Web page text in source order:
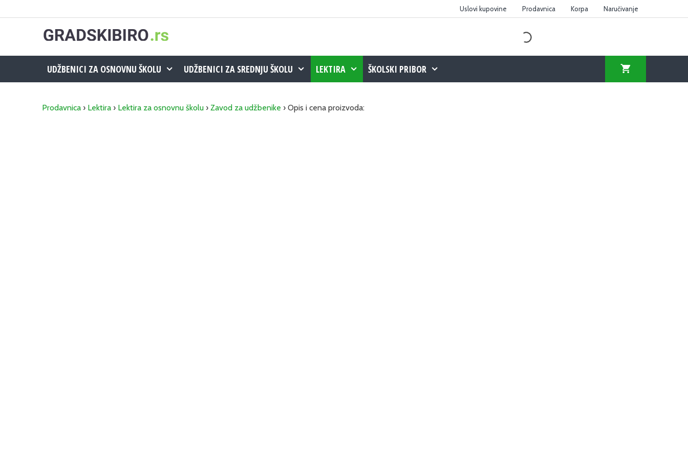
Uslovi kupovine Prodavnica Korpa Naručivanje
UDŽBENICI ZA OSNOVNU ŠKOLU UDŽBENICI ZA SREDNJU ŠKOLU LEKTIRA ŠKOLSKI PRIBOR
Prodavnica › Lektira › Lektira za osnovnu školu › Zavod za udžbenike › Opis i cena proizvoda: